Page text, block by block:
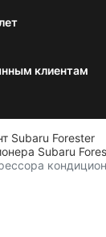
клиентам
Subaru Forester
Subaru